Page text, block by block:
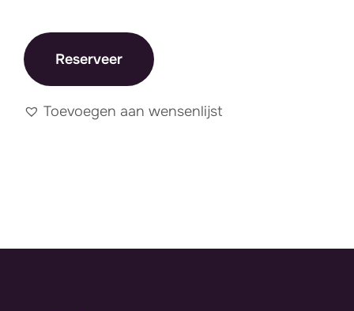
Reserveer
Toevoegen aan wensenlijst